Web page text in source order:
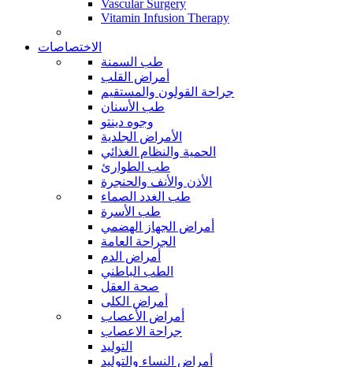
Vascular Surgery
Vitamin Infusion Therapy
الاختصاصات
طب السمنة
أمراض القلب
جراحة القولون والمستقيم
طب الأسنان
وجوه دينتو
الأمراض الجلدية
الحمية والنظام الغذائي
طب الطوارئ
الأذن والأنف والحنجرة
طب الغدد الصماء
طب الأسرة
أمراض الجهاز الهضمي
الجراحة العامة
أمراض الدم
الطب الباطني
صحة العقل
أمراض الكلى
أمراض الأعصاب
جراحة الاعصاب
التوليد
أمراض النساء والتوليد